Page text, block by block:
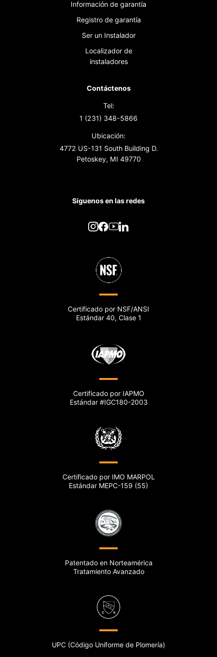
Información de garantía
Registro de garantía
Ser un Instalador
Localizador de
instaladores
Contáctenos
Tel:
1 (231) 348-5866
Ubicación:
4772 US-131 South Building D.
Petoskey, MI 49770
Síguenos en las redes
Certificado por NSF/ANSI
Estándar 40, Clase 1
Certificado por IAPMO
Estándar #IGC180-2003
Certificado por IMO MARPOL
Estándar MEPC-159 (55)
Patentado en Norteamérica
Tratamiento Avanzado
UPC (Código Uniforme de Plomería)